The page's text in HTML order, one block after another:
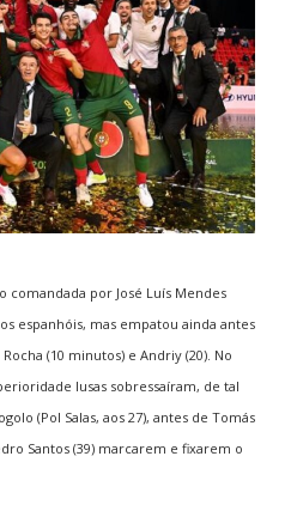
comandada por José Luís Mendes
espanhóis, mas empatou ainda antes
(10 minutos) e Andriy (20). No
lusas sobressaíram, de tal
(Pol Salas, aos 27), antes de Tomás
Santos (39) marcarem e fixarem o